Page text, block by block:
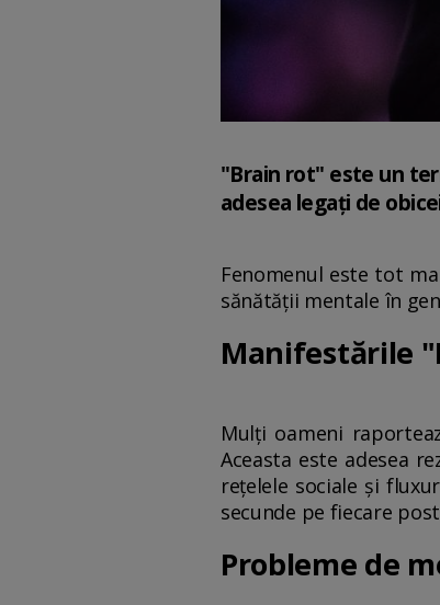
"Brain rot" este un
adesea legați de
Fenomenul este tot
sănătății mentale în
Manifestările
Mulți oameni
Aceasta este adesea
rețelele sociale și
secunde pe fiecare
Probleme de